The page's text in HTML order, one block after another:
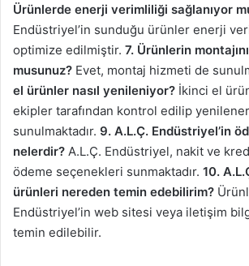
Ürünlerde enerji verimliliği sağlanıyor
Endüstriyel’in sunduğu ürünler enerji
optimize edilmiştir. 7. Ürünlerin
musunuz? Evet, montaj hizmeti de
el ürünler nasıl yenileniyor? İkinci el
ekipler tarafından kontrol edilip
sunulmaktadır. 9. A.L.Ç. Endüstriyel’in
nelerdir? A.L.Ç. Endüstriyel, nakit ve
ödeme seçenekleri sunmaktadır. 10.
ürünleri nereden temin edebilirim?
Endüstriyel’in web sitesi veya iletişim
temin edilebilir.